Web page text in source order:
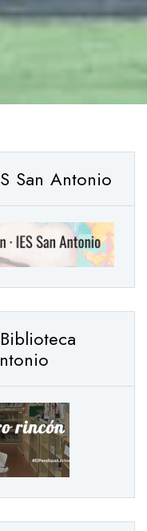
San Antonio